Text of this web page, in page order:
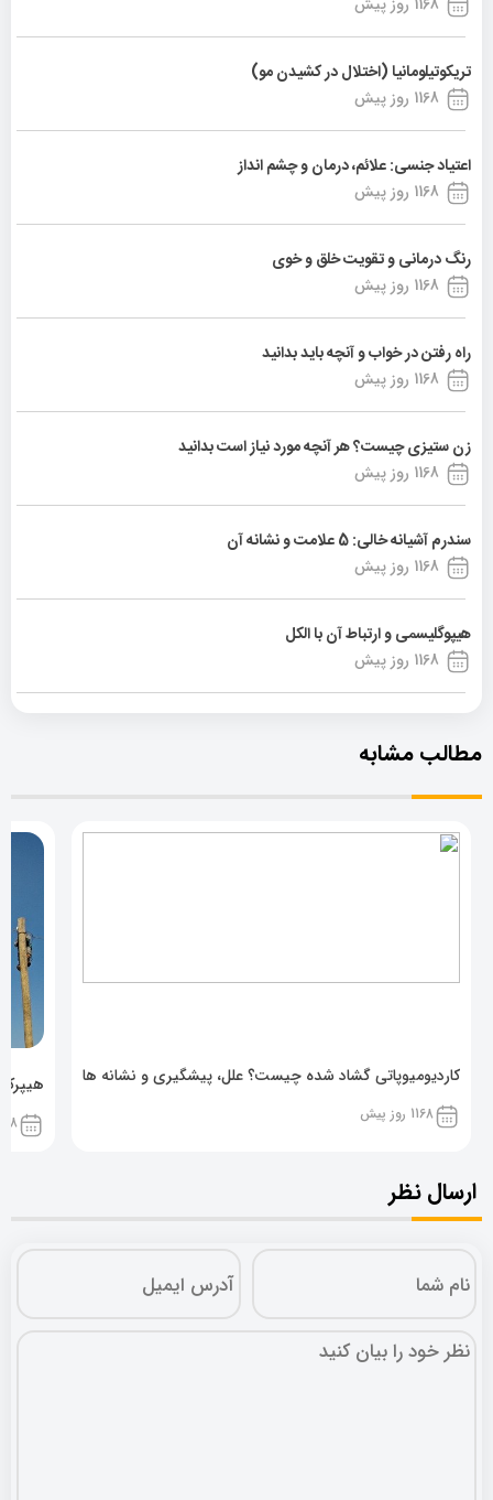
تریکوتیلومانیا (اختلال در کشیدن مو)
1168 روز پیش
اعتیاد جنسی: علائم، درمان و چشم انداز
1168 روز پیش
رنگ درمانی و تقویت خلق و خوی
1168 روز پیش
راه رفتن در خواب و آنچه باید بدانید
1168 روز پیش
زن ستیزی چیست؟ هر آنچه مورد نیاز است بدانید
1168 روز پیش
سندرم آشیانه خالی: 5 علامت و نشانه آن
1168 روز پیش
هیپوگلیسمی و ارتباط آن با الکل
1168 روز پیش
مطالب مشابه
کاردیومیوپاتی گشاد شده چیست؟ علل، پیشگیری و نشانه ها
1168 روز پیش 1168
ارسال نظر